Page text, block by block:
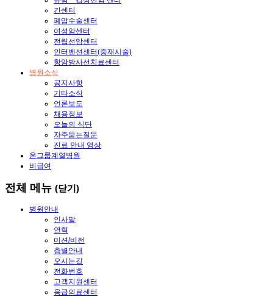
간센터
폐암수술센터
여성암센터
전립선암센터
인터벤션센터(중재시술)
항암방사선치료센터
병원소식
공지사항
기타소식
언론보도
채용정보
오늘의 식단
자주묻는질문
진료 안내 영상
온그룹계열병원
비급여
전체 메뉴 (닫기)
병원안내
인사말
연혁
미션/비전
층별안내
오시는길
전화번호
고객지원센터
응급의료센터